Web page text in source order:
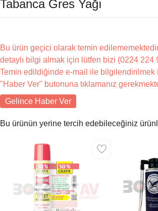
Tabanca Gres Yağı
Bu ürün geçici olarak temin
detaylı bilgi almak için lütfen bizi (0224 224
Temin edildiğinde e-mail ile bilgilendirilmek
"Haber Ver" butonuna tıklamanız
Gelince Haber Ver
Bu ürünün yerine tercih edebileceğiniz